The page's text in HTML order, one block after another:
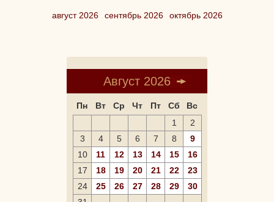
август 2026 сентябрь 2026 октябрь 2026
Август 2026
Пн Вт Ср Чт Пт Сб
Вс
1
2
3
4 5 6 7 8
9
10
11 12 13 14 15
16
17
18 19 20 21 22
23
24
25 26 27 28 29
30